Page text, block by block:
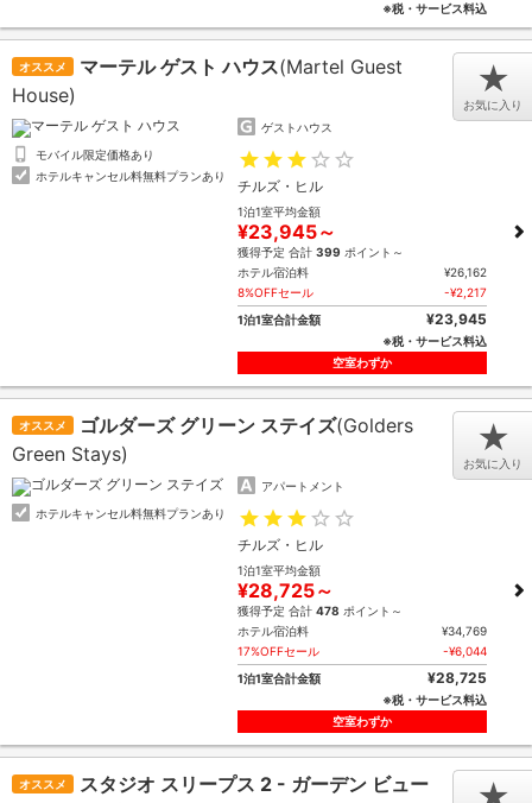
※税・サービス料込
オススメ マーテル ゲスト ハウス(Martel Guest
House)
モバイル限定価格あり
ホテルキャンセル料無料プランあり
ゲストハウス
チルズ・ヒル
1泊1室平均金額
¥23,945～
獲得予定 合計 399 ポイント～
ホテル宿泊料
¥26,162
8%OFFセール
-¥2,217
1泊1室合計金額
¥23,945
※税・サービス料込
空室わずか
★
お気に入り
オススメ ゴルダーズ グリーン ステイズ(Golders
Green Stays)
ホテルキャンセル料無料プランあり
アパートメント
チルズ・ヒル
1泊1室平均金額
¥28,725～
獲得予定 合計 478 ポイント～
ホテル宿泊料
¥34,769
17%OFFセール
-¥6,044
1泊1室合計金額
¥28,725
※税・サービス料込
空室わずか
★
お気に入り
オススメ
スタジオ スリープス 2 - ガーデン ビュー